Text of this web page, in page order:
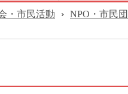
・市民活動 › NPO・市民